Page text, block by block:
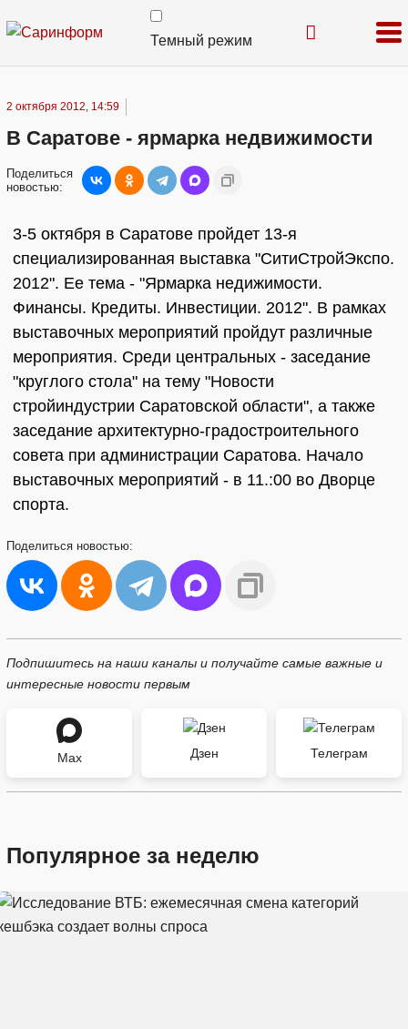
Темный режим
2 октября 2012, 14:59
В Саратове - ярмарка недвижимости
Поделиться
новостью:
3-5 октября в Саратове пройдет 13-я
специализированная выставка "СитиСтройЭкспо.
2012". Ее тема - "Ярмарка недижимости.
Финансы. Кредиты. Инвестиции. 2012". В рамках
выставочных мероприятий пройдут различные
мероприятия. Среди центральных - заседание
"круглого стола" на тему "Новости
стройиндустрии Саратовской области", а также
заседание архитектурно-градостроительного
совета при администрации Саратова. Начало
выставочных мероприятий - в 11.:00 во Дворце
спорта.
Поделиться новостью:
Подпишитесь на наши каналы и получайте самые важные и
интересные новости первым
Max Дзен Телеграм
Популярное за неделю